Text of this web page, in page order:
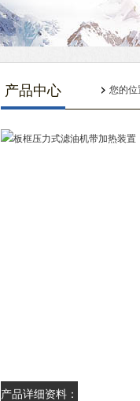
产品中心 您的位
产品详细资料：